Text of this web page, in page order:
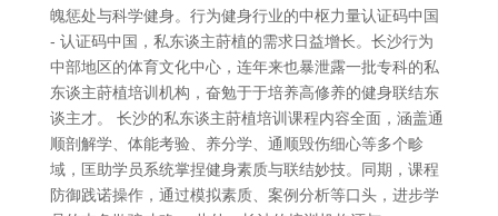
魄惩处与科学健身。行为健身行业的中枢力量认证码中国
- 认证码中国，私东谈主莳植的需求日益增长。长沙行为
中部地区的体育文化中心，连年来也暴泄露一批专科的私
东谈主莳植培训机构，奋勉于于培养高修养的健身联结东
谈主才。 长沙的私东谈主莳植培训课程内容全面，涵盖通
顺剖解学、体能考验、养分学、通顺毁伤细心等多个畛
域，匡助学员系统掌捏健身素质与联结妙技。同期，课程
防御践诺操作，通过模拟素质、案例分析等口头，进步学